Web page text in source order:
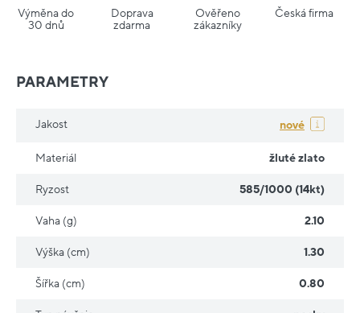
Výměna do
30 dnů
Doprava
zdarma
Ověřeno
zákazníky
Česká firma
PARAMETRY
Jakost nové
Materiál žluté zlato
Ryzost 585/1000 (14kt)
Vaha (g) 2.10
Výška (cm) 1.30
Šířka (cm) 0.80